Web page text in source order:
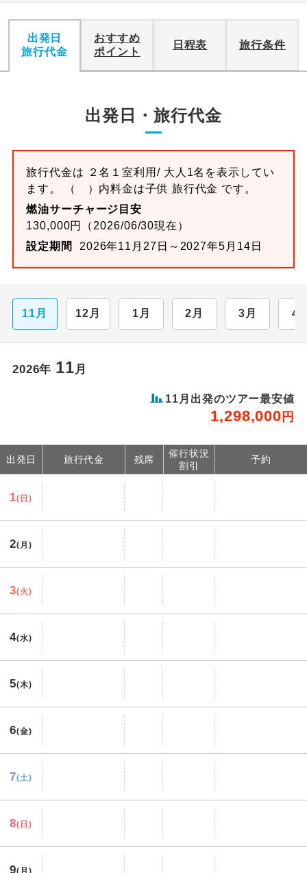
出発日
旅行代金
おすすめ
ポイント
日程表 旅行条件
出発日・旅行代金
旅行代金は ２名１室利用/ 大人1名を表示してい
ます。 （ ）内料金は子供 旅行代金 です。
燃油サーチャージ目安
130,000円（2026/06/30現在）
設定期間
2026年11月27日～2027年5月14日
11月 12月 1月 2月 3月 4
2026年 11月
11月出発のツアー最安値
1,298,000 円
出発日 旅行代金 残席
催行状況
割引
予約
1(日)
2(月)
3(火)
4(水)
5(木)
6(金)
7(土)
8(日)
9(月)